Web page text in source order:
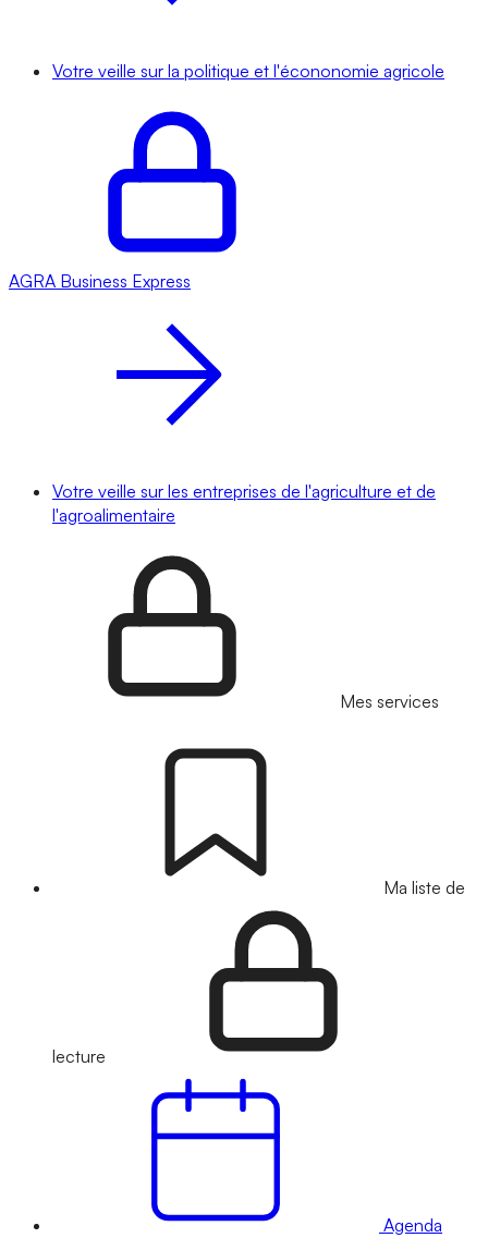
Votre veille sur la politique et l'écononomie agricole
AGRA Business Express
Votre veille sur les entreprises de l'agriculture et de
l'agroalimentaire
Mes services
Ma liste de
lecture
Agenda